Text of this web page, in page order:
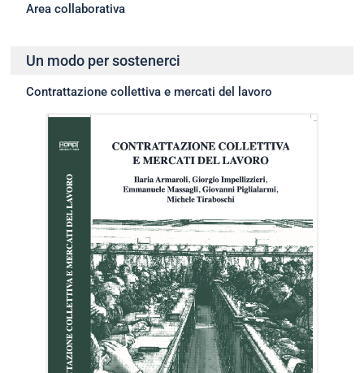
Area collaborativa
Un modo per sostenerci
Contrattazione collettiva e mercati del lavoro